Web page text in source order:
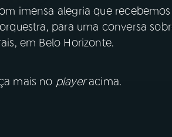
imensa alegria que
para uma conversa
em Belo Horizonte.
mais no playeracima.